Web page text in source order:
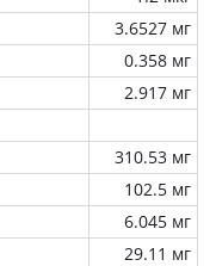
3.6527 мг
0.358 мг
2.917 мг
310.53 мг
102.5 мг
6.045 мг
29.11 мг